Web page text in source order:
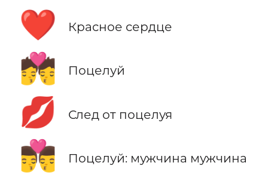
❤️ Красное сердце
💏 Поцелуй
💋 След от поцелуя
👨‍❤️‍💋‍👨 Поцелуй: мужчина мужчина